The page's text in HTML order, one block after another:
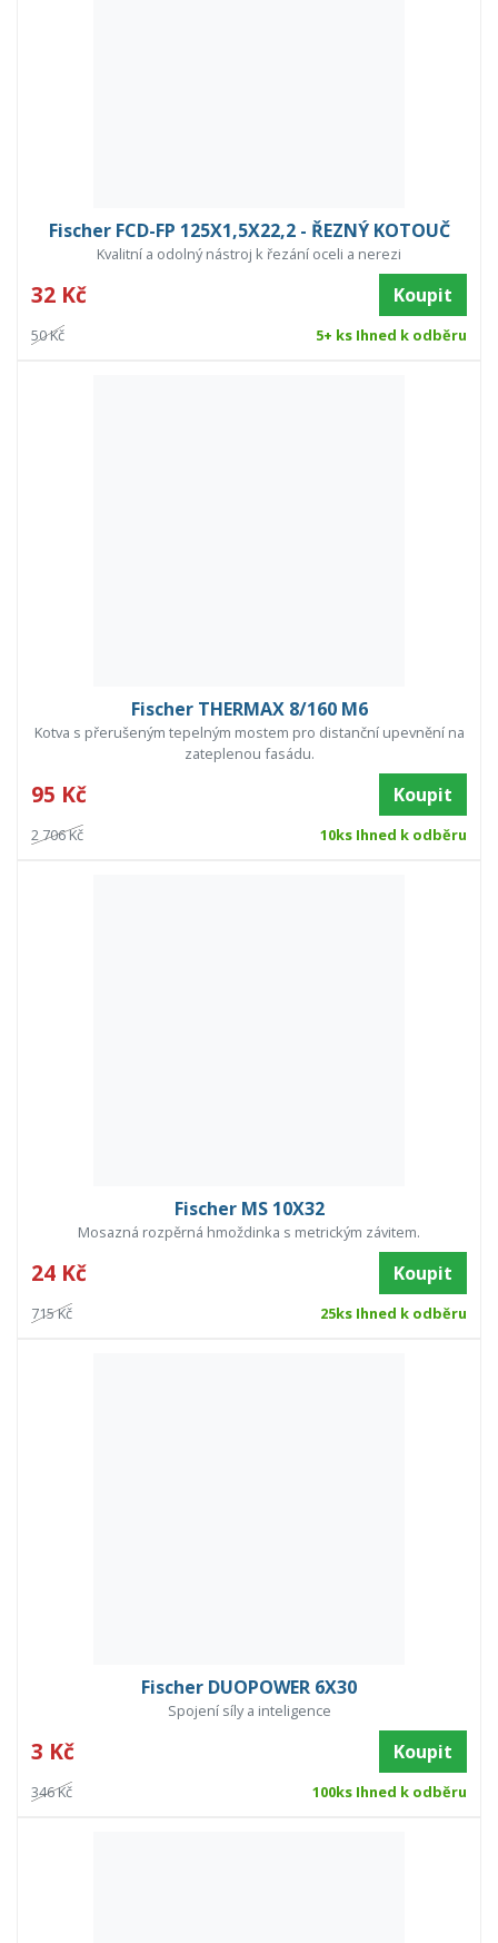
Fischer FCD-FP 125X1,5X22,2 - ŘEZNÝ KOTOUČ
Kvalitní a odolný nástroj k řezání oceli a nerezi
32 Kč Koupit
50 Kč 5+ ks Ihned k odběru
Fischer THERMAX 8/160 M6
Kotva s přerušeným tepelným mostem pro distanční upevnění na
zateplenou fasádu.
95 Kč Koupit
2 706 Kč 10ks Ihned k odběru
Fischer MS 10X32
Mosazná rozpěrná hmoždinka s metrickým závitem.
24 Kč Koupit
715 Kč 25ks Ihned k odběru
Fischer DUOPOWER 6X30
Spojení síly a inteligence
3 Kč Koupit
346 Kč 100ks Ihned k odběru